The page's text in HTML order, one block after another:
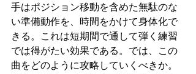
手はポジション移動を含めた無駄のな
い準備動作を、時間をかけて身体化で
きる。これは短期間で通して弾く練習
では得がたい効果である。では、この
曲をどのように攻略していくべきか。